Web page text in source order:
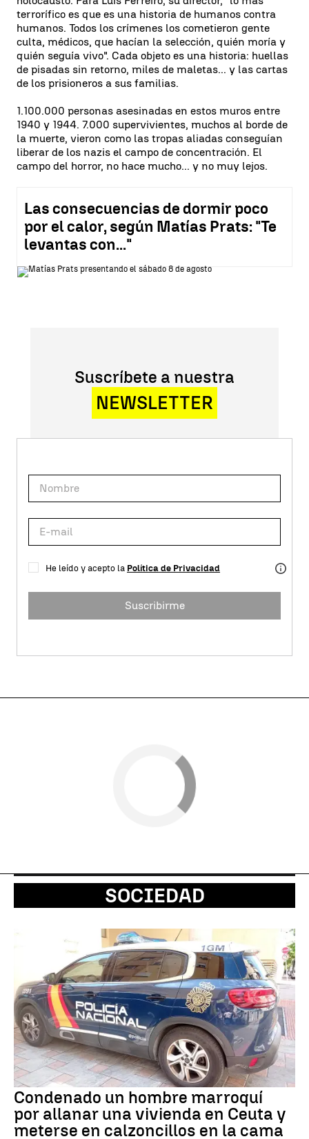
terrorífico es que es una historia de humanos contra
humanos. Todos los crímenes los cometieron gente
culta, médicos, que hacían la selección, quién moría y
quién seguía vivo". Cada objeto es una historia: huellas
de pisadas sin retorno, miles de maletas... y las cartas
de los prisioneros a sus familias.
1.100.000 personas asesinadas en estos muros entre
1940 y 1944. 7.000 supervivientes, muchos al borde de
la muerte, vieron como las tropas aliadas conseguían
liberar de los nazis el campo de concentración. El
campo del horror, no hace mucho... y no muy lejos.
Las consecuencias de dormir poco
por el calor, según Matías Prats: "Te
levantas con..."
Suscríbete a nuestra
NEWSLETTER
He leído y acepto la Política de Privacidad
Suscribirme
SOCIEDAD
Condenado un hombre marroquí
por allanar una vivienda en Ceuta y
meterse en calzoncillos en la cama